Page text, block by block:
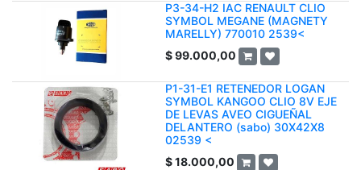
P3-34-H2 IAC RENAULT CLIO
SYMBOL MEGANE (MAGNETY
MARELLY) 770010 2539<
$99.000,00
P1-31-E1 RETENEDOR LOGAN
SYMBOL KANGOO CLIO 8V EJE
DE LEVAS AVEO CIGUEÑAL
DELANTERO (sabo) 30X42X8
02539 <
$18.000,00